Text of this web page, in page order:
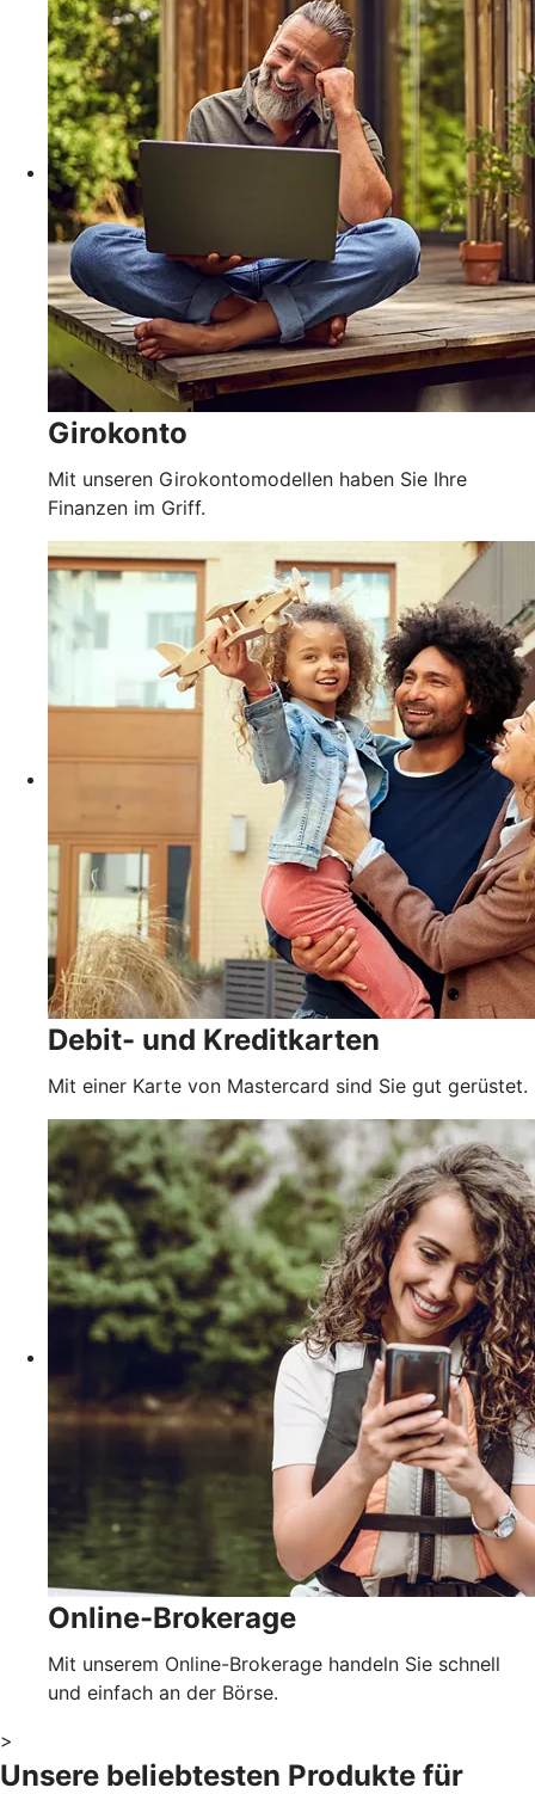
Girokonto
Mit unseren Girokontomodellen haben Sie Ihre
Finanzen im Griff.
Debit- und Kreditkarten
Mit einer Karte von Mastercard sind Sie gut gerüstet.
Online-Brokerage
Mit unserem Online-Brokerage handeln Sie schnell
und einfach an der Börse.
>
Unsere beliebtesten Produkte für